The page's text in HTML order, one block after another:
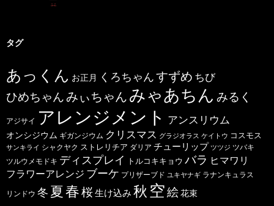
タグ
あっくん お正月 くろちゃんすずめ ちび
ひめちゃんみぃちゃん みゃあちん みるく
アジサイ アレンジメント アンスリウム
オンシジウム ギガンジウム クリスマス グラジオラス ケイトウ コスモス
サンキライ シャクヤク ストレリチア ダリア チューリップ ツツジ ツバキ
ツルウメモドキ ディスプレイ トルコキキョウ バラ ヒマワリ
フラワーアレンジ ブーケ プリザーブド ユキヤナギ ラナンキュラス
リンドウ 冬 夏春桜生け込み 秋 空絵花束